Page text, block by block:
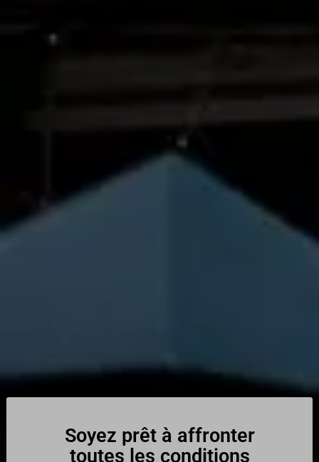
Soyez prêt à affronter
toutes les conditions